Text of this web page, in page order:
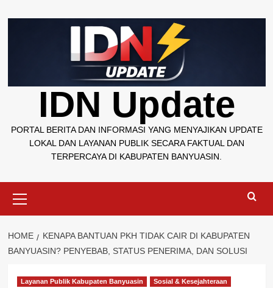
to
IDN Update
PORTAL BERITA DAN INFORMASI YANG MENYAJIKAN UPDATE
LOKAL DAN LAYANAN PUBLIK SECARA FAKTUAL DAN
TERPERCAYA DI KABUPATEN BANYUASIN.
Menu
HOME
KENAPA BANTUAN PKH TIDAK CAIR DI KABUPATEN
BANYUASIN? PENYEBAB, STATUS PENERIMA, DAN SOLUSI
Layanan Publik Kabupaten Banyuasin Sosial & Kesejahteraan